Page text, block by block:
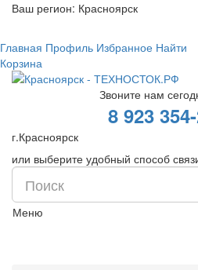
Ваш регион: Красноярск
Главная Профиль Избранное Найти
Корзина
Звоните нам
8 923
г.Красноярск
или выберите удобный способ
Меню